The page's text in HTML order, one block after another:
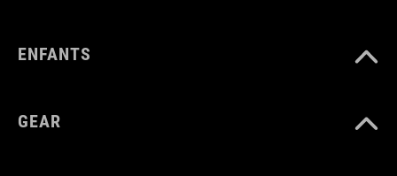
ENFANTS
GEAR